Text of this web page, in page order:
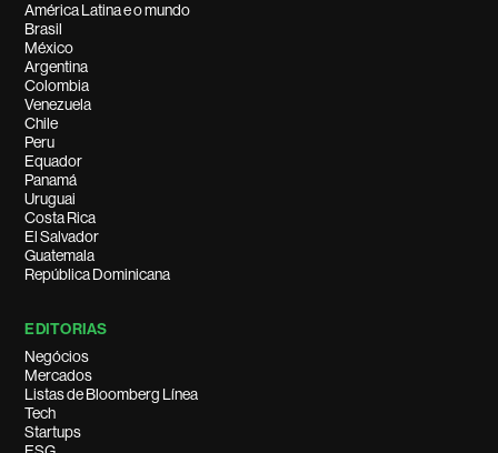
América Latina e o mundo
Brasil
México
Argentina
Colombia
Venezuela
Chile
Peru
Equador
Panamá
Uruguai
Costa Rica
El Salvador
Guatemala
República Dominicana
EDITORIAS
Negócios
Mercados
Listas de Bloomberg Línea
Tech
Startups